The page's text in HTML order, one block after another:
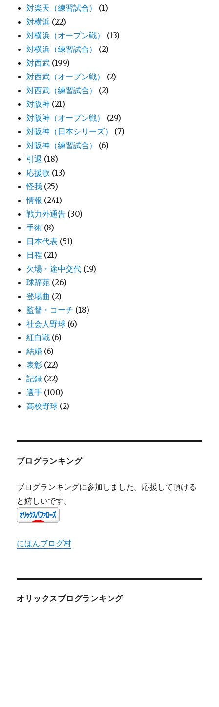
対楽天（練習試合）
(1)
対横浜 (22)
対横浜（オープン戦）
(13)
対横浜（練習試合）
(2)
対西武 (199)
対西武（オープン戦）
(2)
対西武（練習試合）
(2)
対阪神 (21)
対阪神（オープン戦）
(29)
対阪神（日本シリーズ）
(7)
対阪神（練習試合）
(6)
引退 (18)
応援歌 (13)
怪我 (25)
情報 (241)
戦力外通告 (30)
手術 (8)
日本代表 (51)
日程 (21)
欠場・途中交代 (19)
球辞苑 (26)
登場曲 (2)
監督・コーチ (18)
社会人野球 (6)
紅白戦 (6)
結婚 (6)
表彰 (22)
記録 (22)
選手 (100)
高校野球 (2)
ブログランキング
ブログランキングに参加しました。応援して頂ける
と嬉しいです。
にほんブログ村
オリックスブログランキング